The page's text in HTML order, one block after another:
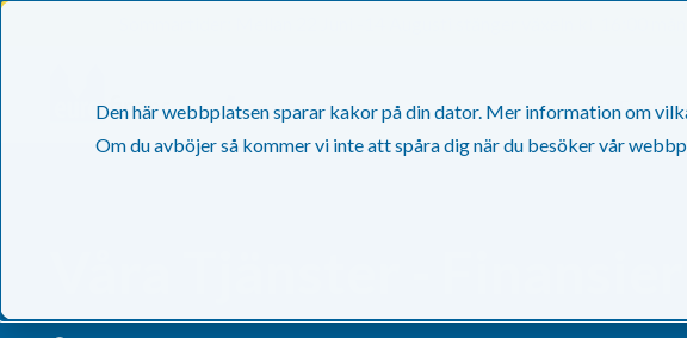
Den här webbplatsen sparar kakor på din dator. Mer information om
Om du avböjer så kommer vi inte att spåra dig när du besöker vår
046-31 20 20 Sälj